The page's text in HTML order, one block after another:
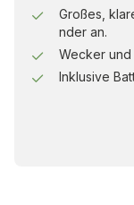
Großes,
nder an.
Wecker und
Inklusive